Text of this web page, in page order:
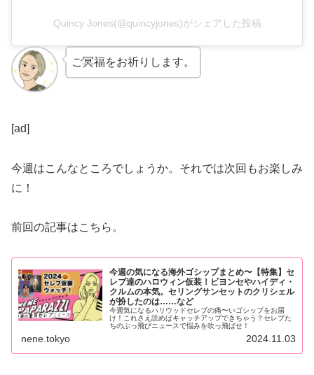
Quincy Jones(@quincyjones)がシェアした投稿
ご冥福をお祈りします。
[ad]
今週はこんなところでしょうか。それでは次回もお楽しみ
に！
前回の記事はこちら。
今週の気になる海外ゴシップまとめ〜【特集】セ
レブ達のハロウィン仮装！ビヨンセやハイディ・
クルムの本気。セリングサンセットのクリシェル
が扮したのは……など
今週気になるハリウッドセレブの痛〜いゴシップをお届
け！これさえ読めばキャッチアップできちゃう？セレブた
ちのぶっ飛びニュースで悩みを吹っ飛ばせ！
nene.tokyo 2024.11.03